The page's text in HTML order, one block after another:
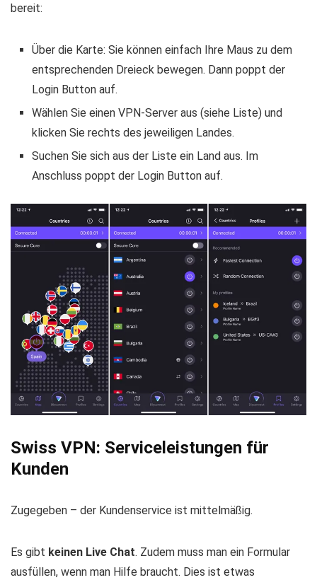
bereit:
Über die Karte: Sie können einfach Ihre Maus zu dem
entsprechenden Dreieck bewegen. Dann poppt der
Login Button auf.
Wählen Sie einen VPN-Server aus (siehe Liste) und
klicken Sie rechts des jeweiligen Landes.
Suchen Sie sich aus der Liste ein Land aus. Im
Anschluss poppt der Login Button auf.
Swiss VPN: Serviceleistungen für
Kunden
Zugegeben – der Kundenservice ist mittelmäßig.
Es gibt keinen Live Chat. Zudem muss man ein Formular
ausfüllen, wenn man Hilfe braucht. Dies ist etwas